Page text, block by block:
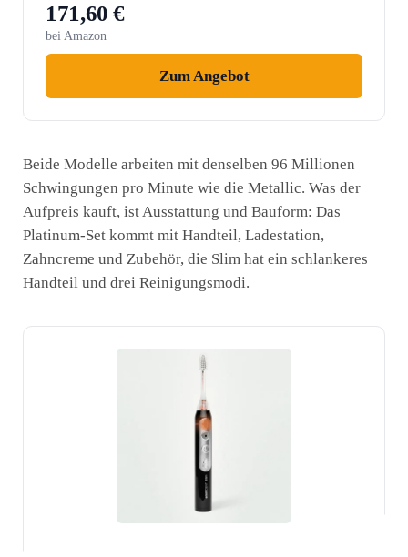
171,60 €
bei Amazon
Zum Angebot
Beide Modelle arbeiten mit denselben 96 Millionen
Schwingungen pro Minute wie die Metallic. Was der
Aufpreis kauft, ist Ausstattung und Bauform: Das
Platinum-Set kommt mit Handteil, Ladestation,
Zahncreme und Zubehör, die Slim hat ein schlankeres
Handteil und drei Reinigungsmodi.